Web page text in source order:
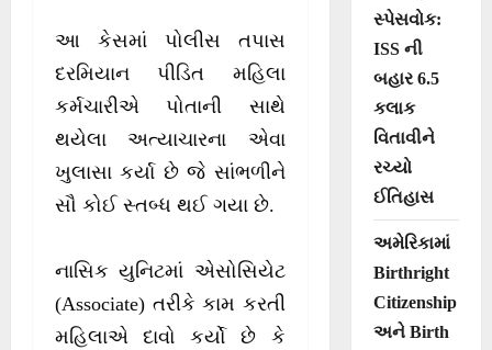
આ કેસમાં પોલીસ તપાસ
દરમિયાન પીડિત મહિલા
કર્મચારીએ પોતાની સાથે
થયેલા અત્યાચારના એવા
ખુલાસા કર્યા છે જે સાંભળીને
સૌ કોઈ સ્તબ્ધ થઈ ગયા છે.
નાસિક યુનિટમાં એસોસિયેટ
(Associate) તરીકે કામ કરતી
મહિલાએ દાવો કર્યો છે કે
સ્પેસવોક:
ISS ની
બહાર 6.5
કલાક
વિતાવીને
રચ્યો
ઈતિહાસ
અમેરિકામાં
Birthright
Citizenship
અને Birth